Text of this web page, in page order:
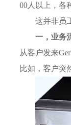
00人以上，各
这并非员
一，业务
从客户发来
比如，客户突